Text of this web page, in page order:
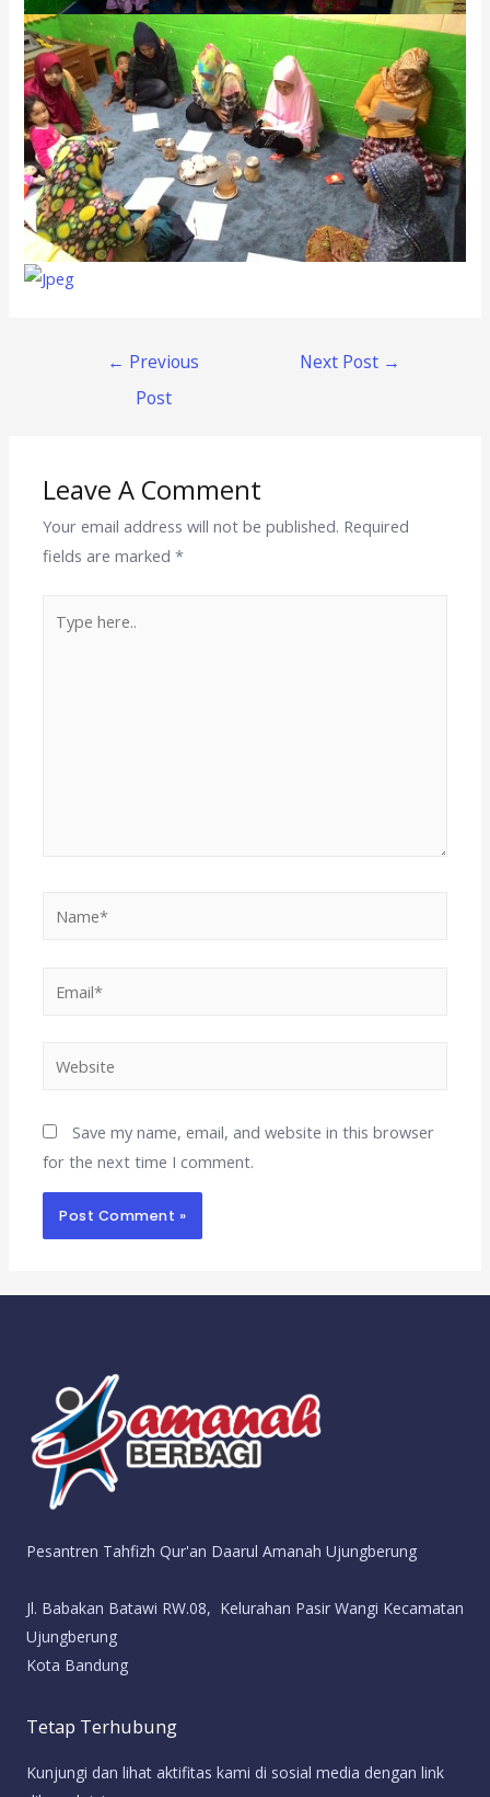
← Previous
Post
Next Post →
Leave A Comment
Your email address will not be published. Required
fields are marked*
Save my name, email, and website in this browser
for the next time I comment.
Pesantren Tahfizh Qur'an Daarul Amanah Ujungberung
Jl. Babakan Batawi RW.08, Kelurahan Pasir Wangi Kecamatan
Ujungberung
Kota Bandung
Tetap Terhubung
Kunjungi dan lihat aktifitas kami di sosial media dengan link